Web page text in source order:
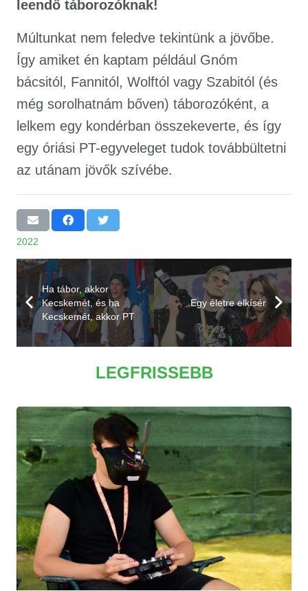
leendő táborozóknak!
Múltunkat nem feledve tekintünk a jövőbe.
Így amiket én kaptam például Gnóm
bácsitól, Fannitól, Wolftól vagy Szabitól (és
még sorolhatnám bőven) táborozóként, a
lelkem egy kondérban összekeverte, és így
egy óriási PT-egyveleget tudok továbbültetni
az utánam jövők szívébe.
2022
Ha tábor, akkor
Kecskemét, és ha
Kecskemét, akkor PT
Egy életre elkísér
LEGFRISSEBB